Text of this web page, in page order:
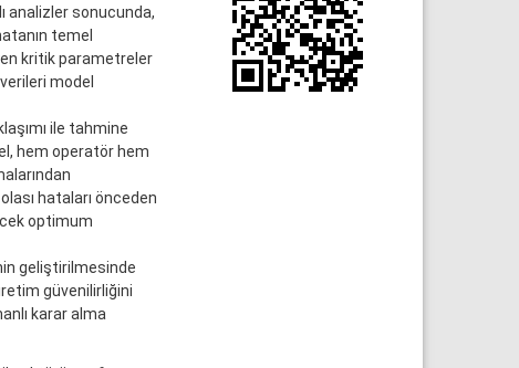
analizler sonucunda,
temel
kritik parametreler
model
ile tahmine
hem operatör hem
hataları önceden
optimum
geliştirilmesinde
güvenilirliğini
karar alma